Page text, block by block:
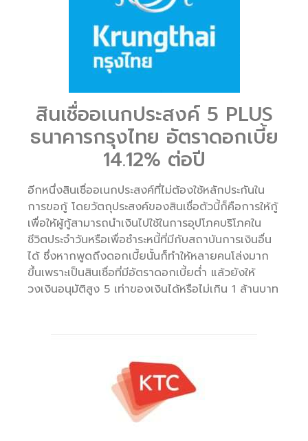
สินเชื่ออเนกประสงค์ 5 PLUS
ธนาคารกรุงไทย อัตราดอกเบี้ย
14.12% ต่อปี
อีกหนึ่งสินเชื่ออเนกประสงค์ที่ไม่ต้องใช้หลักประกันใน
การขอกู้ โดยวัตถุประสงค์ของสินเชื่อตัวนี้ก็คือการให้กู้
เพื่อให้ผู้กู้สามารถนำเงินไปใช้ในการอุปโภคบริโภคใน
ชีวิตประจำวันหรือเพื่อชำระหนี้ที่มีกับสถาบันการเงินอื่น
ได้ ซึ่งหากพูดถึงดอกเบี้ยนั้นก็ทำให้หลายคนโล่งมาก
ขึ้นเพราะเป็นสินเชื่อที่มีอัตราดอกเบี้ยต่ำ แล้วยังให้
วงเงินอนุมัติสูง 5 เท่าของเงินได้หรือไม่เกิน 1 ล้านบาท